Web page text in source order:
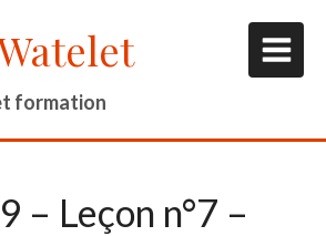
formation
– Leçon n°7 –